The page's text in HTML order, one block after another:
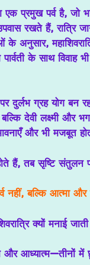
का एक प्रमुख पर्व है,
रखते हैं, रात्रि
के अनुसार,
के साथ विवाह
दुर्लभ ग्रह योग बन
देवी लक्ष्मी और
और भी मजबूत
हैं, तब सृष्टि संतुलन
नहीं, बल्कि आत्मा
क्यों मनाई
और आध्यात्म—तीनों में